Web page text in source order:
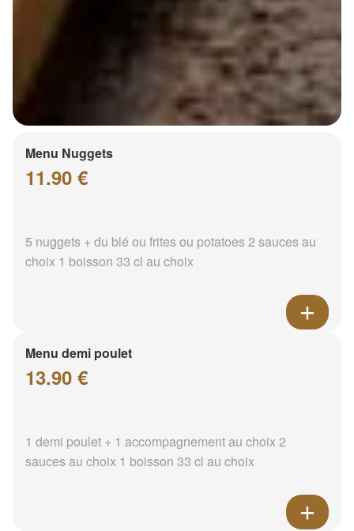
Menu Nuggets
11.90 €
5 nuggets + du blé ou frites ou potatoes 2 sauces au
choix 1 boisson 33 cl au choix
Menu demi poulet
13.90 €
1 demi poulet + 1 accompagnement au choix 2
sauces au choix 1 boisson 33 cl au choix